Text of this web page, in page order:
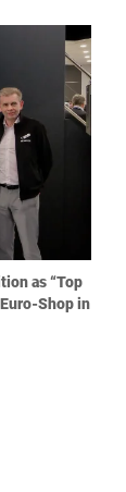
as “Top
Shop in